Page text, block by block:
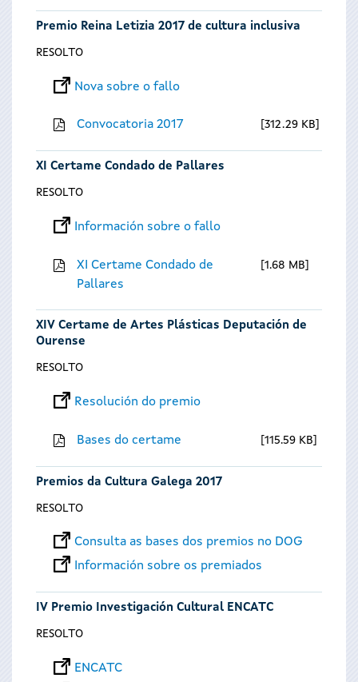
Premio Reina Letizia 2017 de cultura inclusiva
RESOLTO
Nova sobre o fallo
Convocatoria 2017 312.29 KB
XI Certame Condado de Pallares
RESOLTO
Información sobre o fallo
XI Certame Condado de
Pallares
1.68 MB
XIV Certame de Artes Plásticas Deputación de
Ourense
RESOLTO
Resolución do premio
Bases do certame 115.59 KB
Premios da Cultura Galega 2017
RESOLTO
Consulta as bases dos premios no DOG
Información sobre os premiados
IV Premio Investigación Cultural ENCATC
RESOLTO
ENCATC